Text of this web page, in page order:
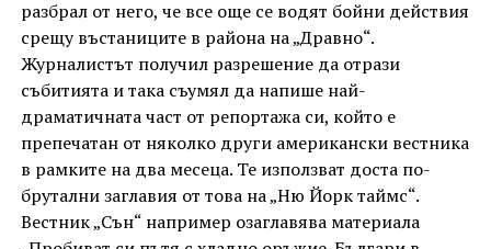
разбрал от него, че все още се водят бойни действия
срещу въстаниците в района на „Дравно“.
Журналистът получил разрешение да отрази
събитията и така съумял да напише най-
драматичната част от репортажа си, който е
препечатан от няколко други американски вестника
в рамките на два месеца. Те използват доста по-
брутални заглавия от това на „Ню Йорк таймс“.
Вестник „Сън“ например озаглавява материала